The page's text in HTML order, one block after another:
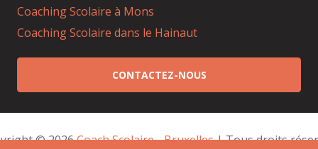
Coaching Scolaire à Mons
Coaching Scolaire dans le Hainaut
CONTACTEZ-NOUS
© 2026 Coach Scolaire - Bruxelles | Tous droits